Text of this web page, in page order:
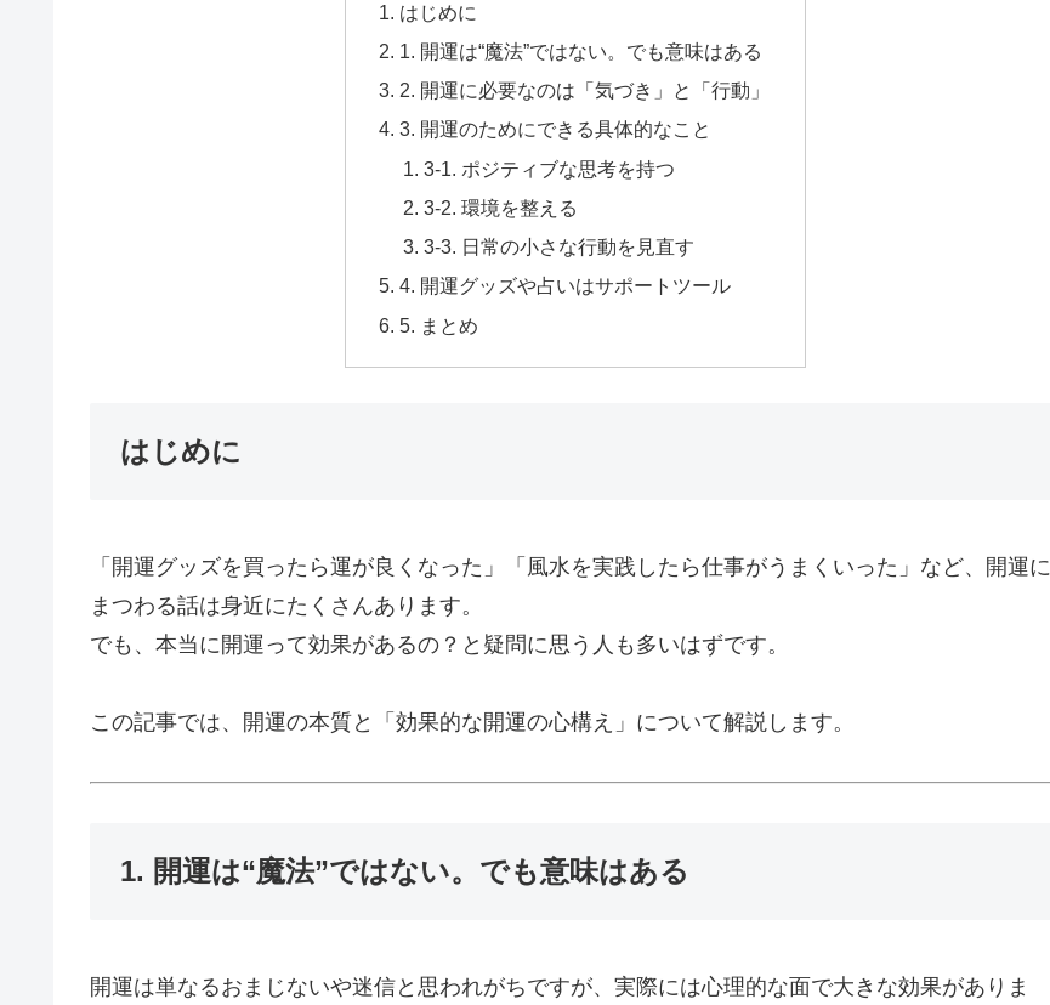
はじめに
1. 開運は“魔法”ではない。でも意味はある
2. 開運に必要なのは「気づき」と「行動」
3. 開運のためにできる具体的なこと
3-1. ポジティブな思考を持つ
3-2. 環境を整える
3-3. 日常の小さな行動を見直す
4. 開運グッズや占いはサポートツール
5. まとめ
はじめに
「開運グッズを買ったら運が良くなった」「風水を実践したら仕事がうまくいった」など、開運に
まつわる話は身近にたくさんあります。
でも、本当に開運って効果があるの？と疑問に思う人も多いはずです。
この記事では、開運の本質と「効果的な開運の心構え」について解説します。
1. 開運は“魔法”ではない。でも意味はある
開運は単なるおまじないや迷信と思われがちですが、実際には心理的な面で大きな効果がありま